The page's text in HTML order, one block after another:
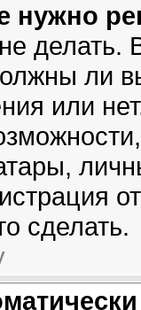
делать.
ли
или
сделать.